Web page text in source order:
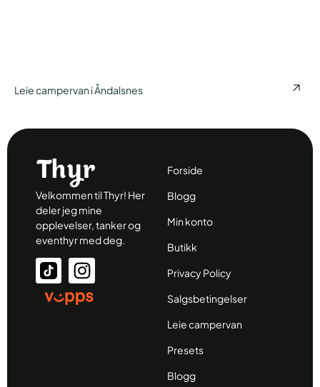
Leie campervan i Åndalsnes
Velkommen til Thyr! Her
deler jeg mine
opplevelser, tanker og
eventhyr med deg.
Forside
Blogg
Min konto
Butikk
Privacy Policy
Salgsbetingelser
Leie campervan
Presets
Blogg